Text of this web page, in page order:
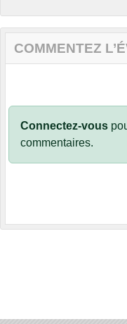
COMMENTEZ
Connectez-vous
commentaires.